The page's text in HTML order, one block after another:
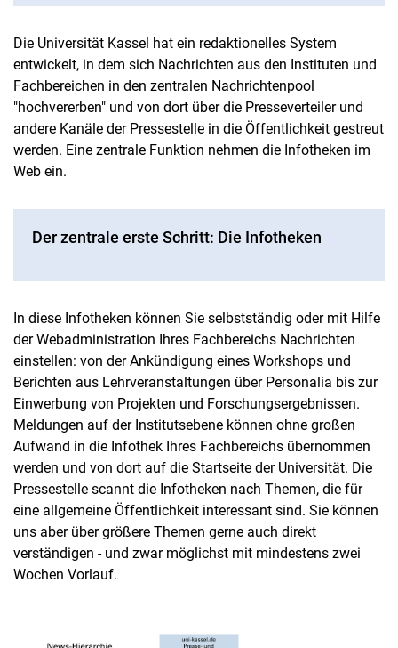
Die Universität Kassel hat ein redaktionelles System
entwickelt, in dem sich Nachrichten aus den Instituten und
Fachbereichen in den zentralen Nachrichtenpool
"hochvererben" und von dort über die Presseverteiler und
andere Kanäle der Pressestelle in die Öffentlichkeit gestreut
werden. Eine zentrale Funktion nehmen die Infotheken im
Web ein.
Der zentrale erste Schritt: Die Infotheken
In diese Infotheken können Sie selbstständig oder mit Hilfe
der Webadministration Ihres Fachbereichs Nachrichten
einstellen: von der Ankündigung eines Workshops und
Berichten aus Lehrveranstaltungen über Personalia bis zur
Einwerbung von Projekten und Forschungsergebnissen.
Meldungen auf der Institutsebene können ohne großen
Aufwand in die Infothek Ihres Fachbereichs übernommen
werden und von dort auf die Startseite der Universität. Die
Pressestelle scannt die Infotheken nach Themen, die für
eine allgemeine Öffentlichkeit interessant sind. Sie können
uns aber über größere Themen gerne auch direkt
verständigen - und zwar möglichst mit mindestens zwei
Wochen Vorlauf.